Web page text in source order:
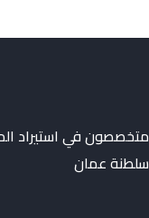
متخصصون في استيراد
سلطنة عمان